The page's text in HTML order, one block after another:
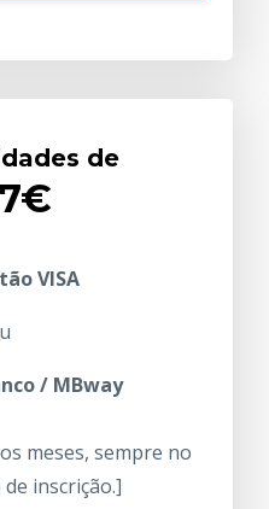
de
VISA
/ MBway
meses, sempre no
inscrição.]